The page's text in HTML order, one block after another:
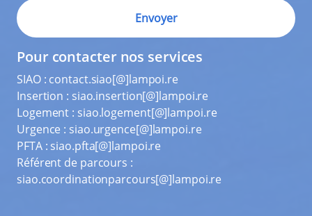
Pour contacter nos services
SIAO : contact.siao[@]lampoi.re
Insertion : siao.insertion[@]lampoi.re
Logement : siao.logement[@]lampoi.re
Urgence : siao.urgence[@]lampoi.re
PFTA : siao.pfta[@]lampoi.re
Référent de parcours :
siao.coordinationparcours[@]lampoi.re